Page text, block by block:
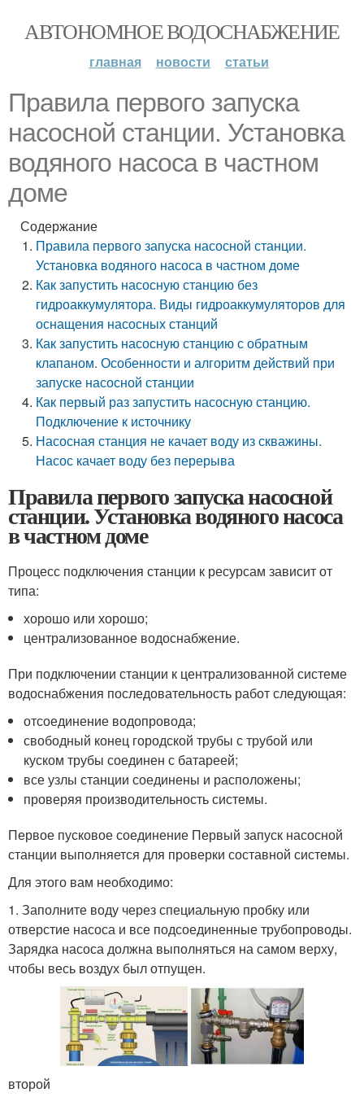
АВТОНОМНОЕ ВОДОСНАБЖЕНИЕ
главная новости статьи
Правила первого запуска
насосной станции. Установка
водяного насоса в частном
доме
Содержание
Правила первого запуска насосной станции.
Установка водяного насоса в частном доме
Как запустить насосную станцию без
гидроаккумулятора. Виды гидроаккумуляторов для
оснащения насосных станций
Как запустить насосную станцию с обратным
клапаном. Особенности и алгоритм действий при
запуске насосной станции
Как первый раз запустить насосную станцию.
Подключение к источнику
Насосная станция не качает воду из скважины.
Насос качает воду без перерыва
Правила первого запуска насосной
станции. Установка водяного насоса
в частном доме
Процесс подключения станции к ресурсам зависит от
типа:
хорошо или хорошо;
централизованное водоснабжение.
При подключении станции к централизованной системе
водоснабжения последовательность работ следующая:
отсоединение водопровода;
свободный конец городской трубы с трубой или
куском трубы соединен с батареей;
все узлы станции соединены и расположены;
проверяя производительность системы.
Первое пусковое соединение Первый запуск насосной
станции выполняется для проверки составной системы.
Для этого вам необходимо:
1. Заполните воду через специальную пробку или
отверстие насоса и все подсоединенные трубопроводы.
Зарядка насоса должна выполняться на самом верху,
чтобы весь воздух был отпущен.
второй